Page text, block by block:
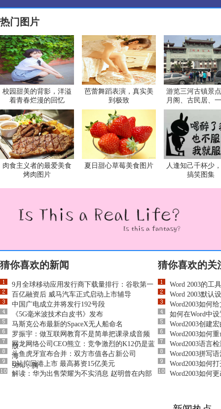
热门图片
校园甜美的背影，洋溢
着青春烂漫的回忆
芭蕾舞蹈表演，真实美
到极致
游览三河古镇景
月阁、古民居、
肉食主义者的最爱美食
烤肉图片
夏日甜心草莓美食图片
人逢知己千杯少
搞笑图集
猜你喜欢的新闻
9月全球移动应用发行商下载量排行：谷歌第一
百亿融资后 威马汽车正式启动上市辅导
中国广电成立并将发行192号段
《5G毫米波技术白皮书》发布
马斯克公布最新的SpaceX无人船命名
罗振宇：做互联网教育不是简单把课录成音频
放
网龙网络公司CEO熊立：竞争激烈的K12仍是蓝
海
斗鱼虎牙宣布合并：双方市值各占新公司
50%，腾
B站拟回港上市 最高募资15亿美元
解读：华为出售荣耀为不实消息 赵明曾在内部
猜你喜欢的关
Word 2003的工
Word 2003默认
Word2003如何
如何在Word中
Word2003创建
Word2003如何
Word2003语言
Word2003拼写
Word2003如何
Word2003如何